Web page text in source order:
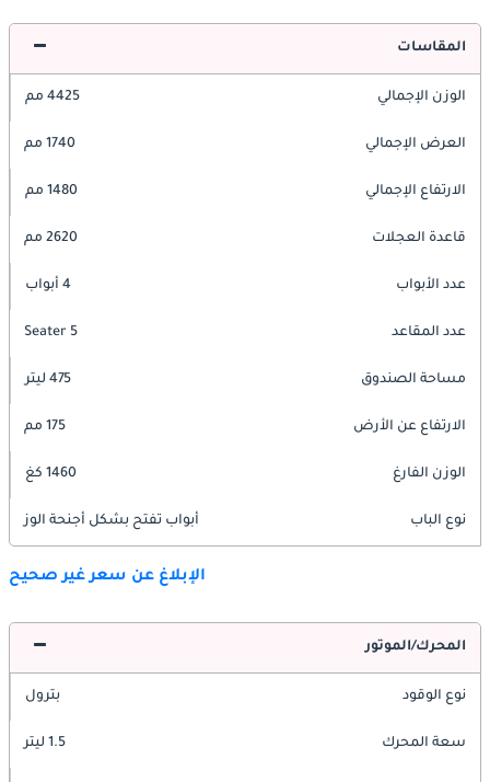
المقاسات
الوزن الإجمالي 4425 مم
العرض الإجمالي 1740 مم
الارتفاع الإجمالي 1480 مم
قاعدة العجلات 2620 مم
عدد الأبواب 4 أبواب
عدد المقاعد 5 Seater
مساحة الصندوق 475 ليتر
الارتفاع عن الأرض 175 مم
الوزن الفارغ 1460 كغ
نوع الباب أبواب تفتح بشكل أجنحة الوز
الإبلاغ عن سعر غير صحيح
المحرك/الموتور
نوع الوقود بترول
سعة المحرك 1.5 ليتر